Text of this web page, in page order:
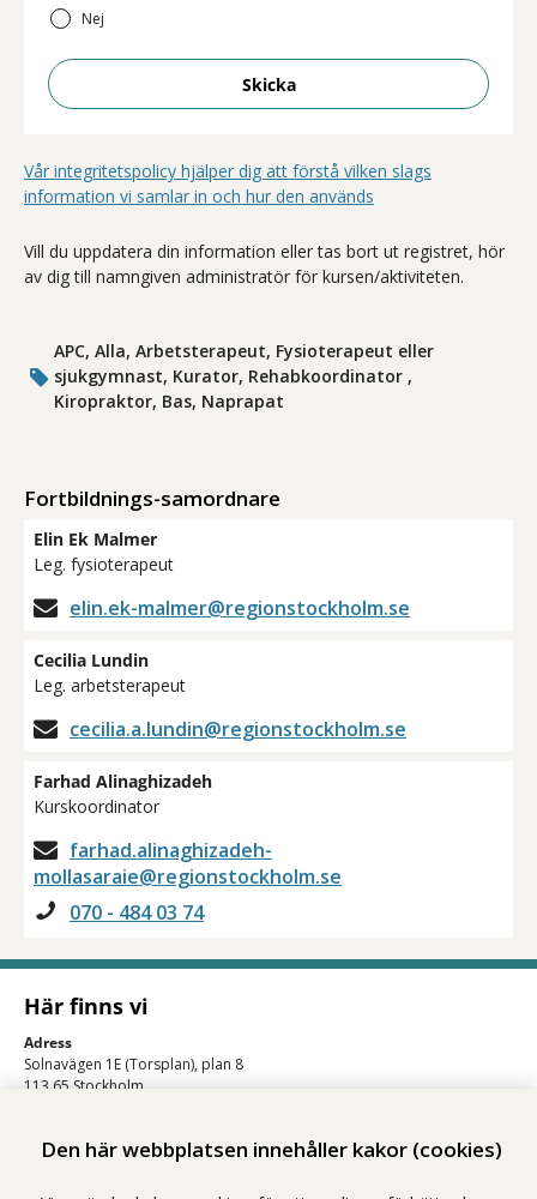
Den här webbplatsen innehåller kakor (cookies)
Nej
Skicka
Vår integritetspolicy hjälper dig att förstå vilken slags
information vi samlar in och hur den används
Vill du uppdatera din information eller tas bort ut registret, hör
av dig till namngiven administratör för kursen/aktiviteten.
APC, Alla, Arbetsterapeut, Fysioterapeut eller
sjukgymnast, Kurator, Rehabkoordinator ,
Kiropraktor, Bas, Naprapat
Fortbildnings-samordnare
Elin Ek Malmer
Leg. fysioterapeut
elin.ek-malmer@regionstockholm.se
Cecilia Lundin
Leg. arbetsterapeut
cecilia.a.lundin@regionstockholm.se
Farhad Alinaghizadeh
Kurskoordinator
farhad.alinaghizadeh-
mollasaraie@regionstockholm.se
070 - 484 03 74
Här finns vi
Adress
Solnavägen 1E (Torsplan), plan 8
113 65 Stockholm